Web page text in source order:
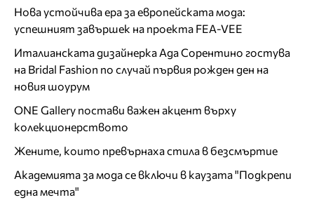
Нова устойчива ера за европейската мода:
успешният завършек на проекта FEA-VEE
Италианската дизайнерка Ада Сорентино гостува
на Bridal Fashion по случай първия рожден ден на
новия шоурум
ONE Gallery постави важен акцент върху
колекционерството
Жените, които превърнаха стила в безсмъртие
Академията за мода се включи в каузата "Подкрепи
една мечта"